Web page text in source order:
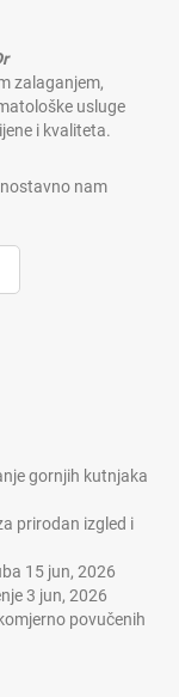
zalaganjem,
usluge
i kvaliteta.
nam
gornjih kutnjaka
prirodan izgled i
15 jun, 2026
3 jun, 2026
povučenih